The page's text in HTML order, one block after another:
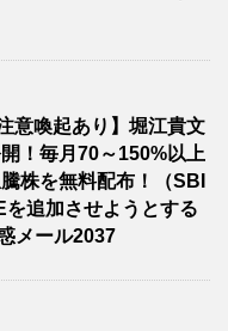
意喚起あり】堀江貴文
！毎月70～150%以上
株を無料配布！（SBI
追加させようとする
メール2037